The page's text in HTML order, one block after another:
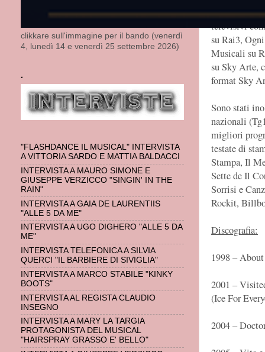
Negli ultimi
televisivi
su Rai3,
Musicali su
su Sky Arte,
format Sky
Sono stati
nazionali
migliori
testate di
Stampa, Il
Sette de Il
Sorrisi e
Rockit,
Discografia:
1998 –
2001 –
(Ice For
2004 –
clikkare sull'immagine per il bando (venerdì
4, lunedì 14 e venerdì 25 settembre 2026)
.
"FLASHDANCE IL MUSICAL" INTERVISTA
A VITTORIA SARDO E MATTIA BALDACCI
INTERVISTA A MAURO SIMONE E
GIUSEPPE VERZICCO "SINGIN' IN THE
RAIN"
INTERVISTA A GAIA DE LAURENTIIS
"ALLE 5 DA ME"
INTERVISTA A UGO DIGHERO "ALLE 5 DA
ME"
INTERVISTA TELEFONICA A SILVIA
QUERCI "IL BARBIERE DI SIVIGLIA"
INTERVISTA A MARCO STABILE "KINKY
BOOTS"
INTERVISTA AL REGISTA CLAUDIO
INSEGNO
INTERVISTA A MARY LA TARGIA
PROTAGONISTA DEL MUSICAL
"HAIRSPRAY GRASSO E' BELLO"